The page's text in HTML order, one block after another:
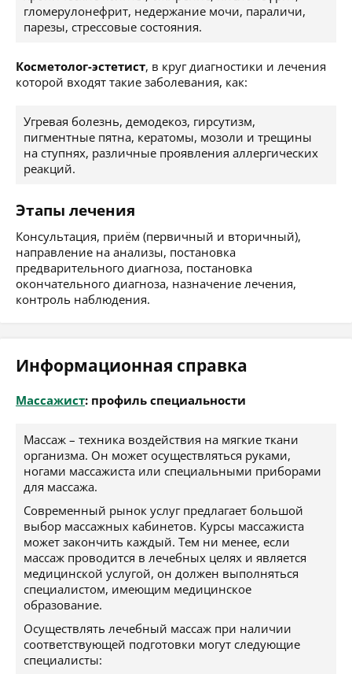
гломерулонефрит, недержание мочи, параличи,
парезы, стрессовые состояния.
Косметолог-эстетист, в круг диагностики и лечения
которой входят такие заболевания, как:
Угревая болезнь, демодекоз, гирсутизм,
пигментные пятна, кератомы, мозоли и трещины
на ступнях, различные проявления аллергических
реакций.
Этапы лечения
Консультация, приём (первичный и вторичный),
направление на анализы, постановка
предварительного диагноза, постановка
окончательного диагноза, назначение лечения,
контроль наблюдения.
Информационная справка
Массажист: профиль специальности
Массаж – техника воздействия на мягкие ткани
организма. Он может осуществляться руками,
ногами массажиста или специальными приборами
для массажа.
Современный рынок услуг предлагает большой
выбор массажных кабинетов. Курсы массажиста
может закончить каждый. Тем ни менее, если
массаж проводится в лечебных целях и является
медицинской услугой, он должен выполняться
специалистом, имеющим медицинское
образование.
Осуществлять лечебный массаж при наличии
соответствующей подготовки могут следующие
специалисты: